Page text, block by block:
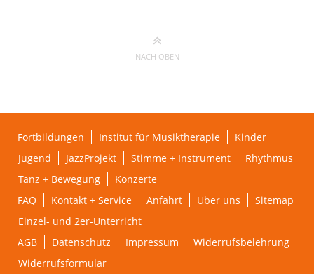
NACH OBEN
Fortbildungen Institut für Musiktherapie
Kinder
Jugend
JazzProjekt Stimme + Instrument
Rhythmus
Tanz + Bewegung
Konzerte
FAQ
Kontakt + Service Anfahrt Über uns
Sitemap
Einzel- und 2er-Unterricht
AGB
Datenschutz Impressum
Widerrufsbelehrung
Widerrufsformular